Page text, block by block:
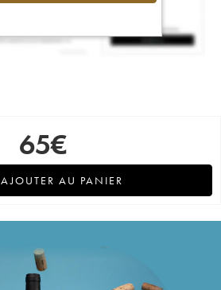
65€
AJOUTER AU PANIER